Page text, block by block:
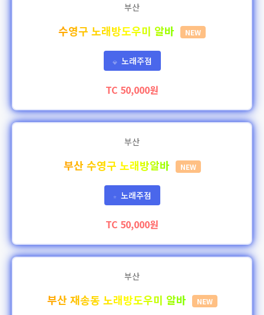
부산
수영구 노래방도우미 알바 NEW
💎 노래주점
TC 50,000원
부산
부산 수영구 노래방알바 NEW
⭐ 노래주점
TC 50,000원
부산
부산 재송동 노래방도우미 알바 NEW